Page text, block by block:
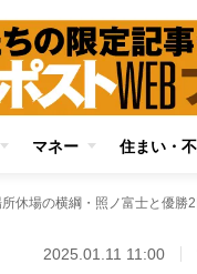
マネー 住まい・
2025.01.11 11:00